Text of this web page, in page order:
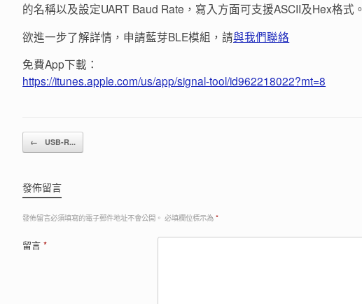
的名稱以及設定UART Baud Rate，寫入方面可支援ASCII及Hex格式。
欲進一步了解詳情，申請藍芽BLE模組，請與我們聯絡
免費App下載：
https://itunes.apple.com/us/app/signal-tool/id962218022?mt=8
Post navigation
← USB-R...
發佈留言
發佈留言必須填寫的電子郵件地址不會公開。 必填欄位標示為*
留言*